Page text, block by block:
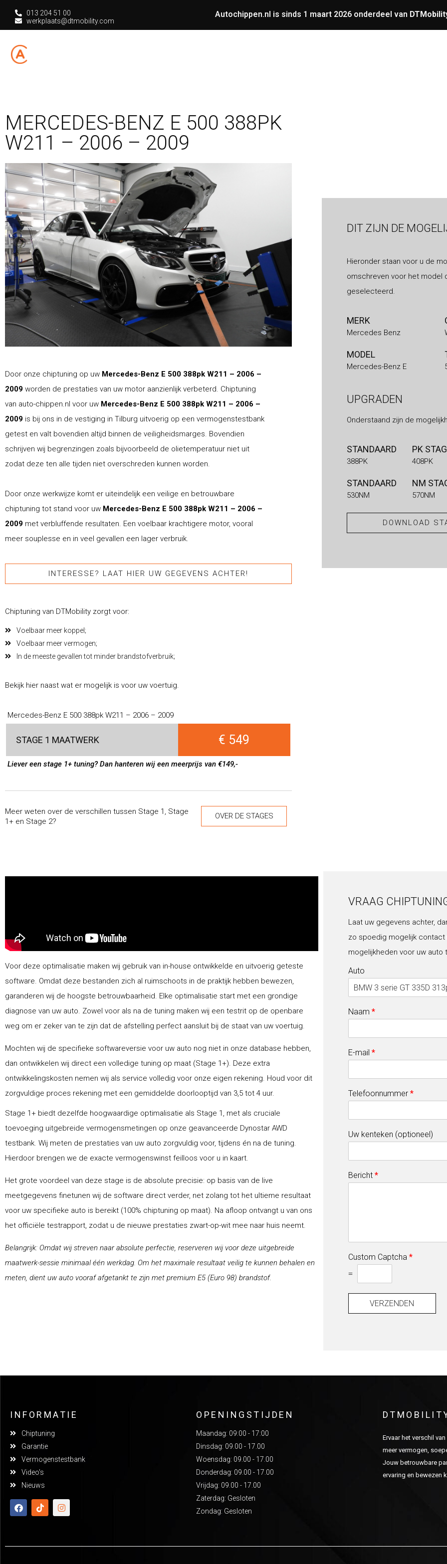
013 204 51 00
werkplaats@dtmobility.com
Autochippen.nl is sinds 1 maart 2026 onderdeel van
MERCEDES-BENZ E 500 388PK
W211 – 2006 – 2009
Door onze chiptuning op uw Mercedes-Benz E 500 388pk W211 – 2006 –
2009 worden de prestaties van uw motor aanzienlijk verbeterd. Chiptuning
van auto-chippen.nl voor uw Mercedes-Benz E 500 388pk W211 – 2006 –
2009 is bij ons in de vestiging in Tilburg uitvoerig op een vermogenstestbank
getest en valt bovendien altijd binnen de veiligheidsmarges. Bovendien
schrijven wij begrenzingen zoals bijvoorbeeld de olietemperatuur niet uit
zodat deze ten alle tijden niet overschreden kunnen worden.
Door onze werkwijze komt er uiteindelijk een veilige en betrouwbare
chiptuning tot stand voor uw Mercedes-Benz E 500 388pk W211 – 2006 –
2009 met verbluffende resultaten. Een voelbaar krachtigere motor, vooral
meer souplesse en in veel gevallen een lager verbruik.
INTERESSE? LAAT HIER UW GEGEVENS ACHTER!
Chiptuning van DTMobility zorgt voor:
Voelbaar meer koppel;
Voelbaar meer vermogen;
In de meeste gevallen tot minder brandstofverbruik;
Bekijk hier naast wat er mogelijk is voor uw voertuig.
Mercedes-Benz E 500 388pk W211 – 2006 – 2009
STAGE 1 MAATWERK € 549
Liever een stage 1+ tuning? Dan hanteren wij een meerprijs van €149,-
Meer weten over de verschillen tussen Stage 1, Stage
1+ en Stage 2?
OVER DE STAGES
DIT ZIJN DE
Hieronder staan voor u de
omschreven voor het model
geselecteerd.
MERK
Mercedes Benz
MODEL
Mercedes-Benz E
UPGRADEN
Onderstaand zijn de
STANDAARD
388PK
PK
408PK
STANDAARD
530NM
NM
570NM
DOWNLOAD
Voor deze optimalisatie maken wij gebruik van in-house ontwikkelde en uitvoerig geteste
software. Omdat deze bestanden zich al ruimschoots in de praktijk hebben bewezen,
garanderen wij de hoogste betrouwbaarheid. Elke optimalisatie start met een grondige
diagnose van uw auto. Zowel voor als na de tuning maken wij een testrit op de openbare
weg om er zeker van te zijn dat de afstelling perfect aansluit bij de staat van uw voertuig.
Mochten wij de specifieke softwareversie voor uw auto nog niet in onze database hebben,
dan ontwikkelen wij direct een volledige tuning op maat (Stage 1+). Deze extra
ontwikkelingskosten nemen wij als service volledig voor onze eigen rekening. Houd voor dit
zorgvuldige proces rekening met een gemiddelde doorlooptijd van 3,5 tot 4 uur.
Stage 1+ biedt dezelfde hoogwaardige optimalisatie als Stage 1, met als cruciale
toevoeging uitgebreide vermogensmetingen op onze geavanceerde Dynostar AWD
testbank. Wij meten de prestaties van uw auto zorgvuldig voor, tijdens én na de tuning.
Hierdoor brengen we de exacte vermogenswinst feilloos voor u in kaart.
Het grote voordeel van deze stage is de absolute precisie: op basis van de live
meetgegevens finetunen wij de software direct verder, net zolang tot het ultieme resultaat
voor uw specifieke auto is bereikt (100% chiptuning op maat). Na afloop ontvangt u van ons
het officiële testrapport, zodat u de nieuwe prestaties zwart-op-wit mee naar huis neemt.
Belangrijk: Omdat wij streven naar absolute perfectie, reserveren wij voor deze uitgebreide
maatwerk-sessie minimaal één werkdag. Om het maximale resultaat veilig te kunnen behalen en
meten, dient uw auto vooraf afgetankt te zijn met premium E5 (Euro 98) brandstof.
VRAAG
Laat uw gegevens achter,
zo spoedig mogelijk
mogelijkheden voor uw auto
Auto
Naam *
E-mail *
Telefoonnummer *
Uw kenteken (optioneel)
Bericht *
Custom Captcha *
=
VERZENDEN
INFORMATIE
Chiptuning
Garantie
Vermogenstestbank
Video's
Nieuws
OPENINGSTIJDEN
Maandag: 09:00 - 17:00
Dinsdag: 09.00 - 17.00
Woensdag: 09.00 - 17.00
Donderdag: 09.00 - 17.00
Vrijdag: 09.00 - 17.00
Zaterdag: Gesloten
Zondag: Gesloten
Ervaar het verschil
meer vermogen,
Jouw betrouwbare
ervaring en bewezen